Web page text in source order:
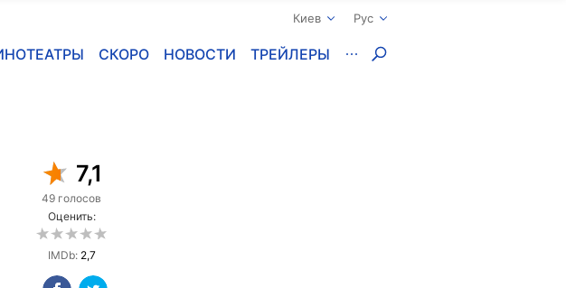
Киев Рус
СКОРО НОВОСТИ ТРЕЙЛЕРЫ
7,1
49 голосов
Оценить:
IMDb: 2,7